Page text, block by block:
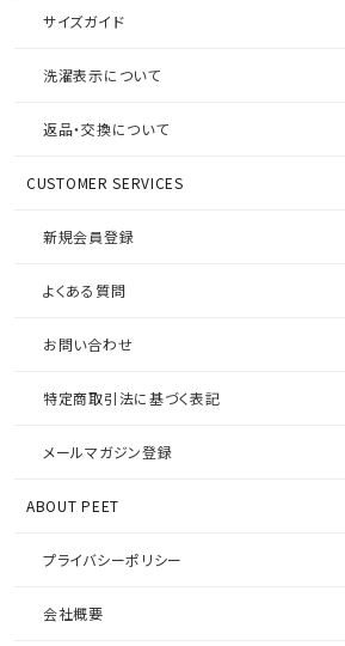
サイズガイド
洗濯表示について
返品・交換について
CUSTOMER SERVICES
新規会員登録
よくある質問
お問い合わせ
特定商取引法に基づく表記
メールマガジン登録
ABOUT PEET
プライバシーポリシー
会社概要